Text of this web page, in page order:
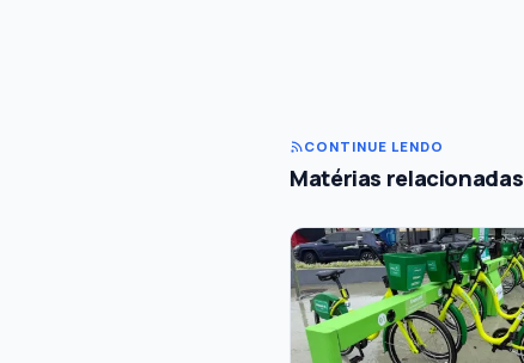
CONTINUE LENDO
Matérias relacionadas